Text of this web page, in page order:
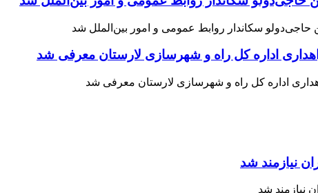
اداره کل راه و شهرسازی لارستان معرفی شد
نیازمند شد